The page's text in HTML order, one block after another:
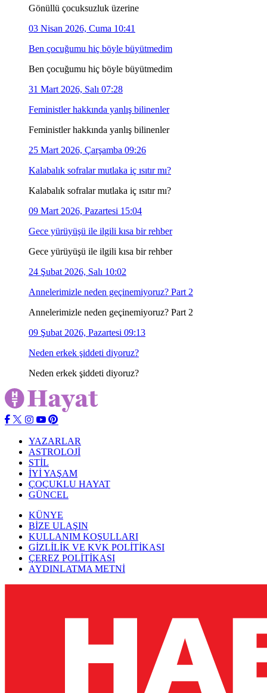
Gönüllü çocuksuzluk üzerine
03 Nisan 2026, Cuma 10:41
Ben çocuğumu hiç böyle büyütmedim
Ben çocuğumu hiç böyle büyütmedim
31 Mart 2026, Salı 07:28
Feministler hakkında yanlış bilinenler
Feministler hakkında yanlış bilinenler
25 Mart 2026, Çarşamba 09:26
Kalabalık sofralar mutlaka iç ısıtır mı?
Kalabalık sofralar mutlaka iç ısıtır mı?
09 Mart 2026, Pazartesi 15:04
Gece yürüyüşü ile ilgili kısa bir rehber
Gece yürüyüşü ile ilgili kısa bir rehber
24 Şubat 2026, Salı 10:02
Annelerimizle neden geçinemiyoruz? Part 2
Annelerimizle neden geçinemiyoruz? Part 2
09 Şubat 2026, Pazartesi 09:13
Neden erkek şiddeti diyoruz?
Neden erkek şiddeti diyoruz?
YAZARLAR
ASTROLOJİ
STİL
İYİ YAŞAM
ÇOÇUKLU HAYAT
GÜNCEL
KÜNYE
BİZE ULAŞIN
KULLANIM KOŞULLARI
GİZLİLİK VE KVK POLİTİKASI
ÇEREZ POLİTİKASI
AYDINLATMA METNİ